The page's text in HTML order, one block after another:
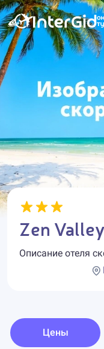
Zen
Описание отеля
Цены